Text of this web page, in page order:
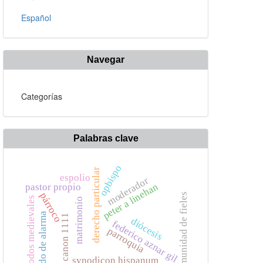
Español
Navegar
Categorías
Palabras clave
peter a linehan
federico aznar gil
matrimonio
canon 1111 derecho particular comunidad de fieles
moderador
diócesis
parroquia
párroco
pastor propio
sínodos medievales synodicon hispanum
estado de alarma
opbispo
espolio